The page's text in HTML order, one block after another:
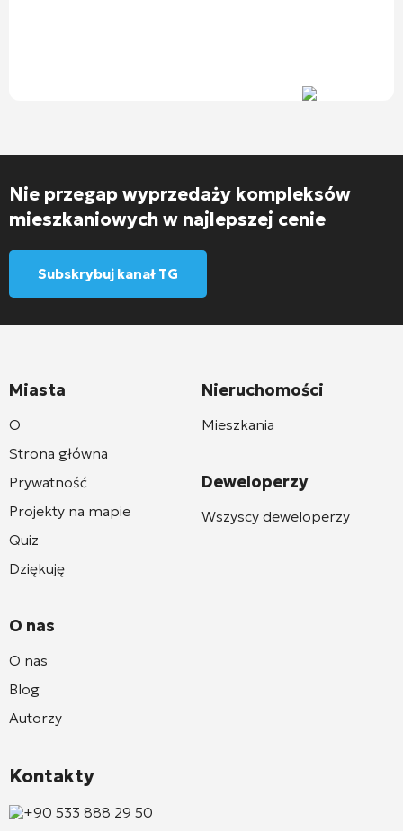
Nie przegap wyprzedaży kompleksów
mieszkaniowych w najlepszej cenie
Subskrybuj kanał TG
Miasta
O
Strona główna
Prywatność
Projekty na mapie
Quiz
Dziękuję
O nas
O nas
Blog
Autorzy
Nieruchomości
Mieszkania
Deweloperzy
Wszyscy deweloperzy
Kontakty
+90 533 888 29 50